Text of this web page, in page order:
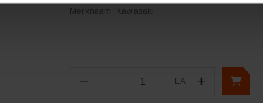
Merknaam: Kawasaki
− EA +